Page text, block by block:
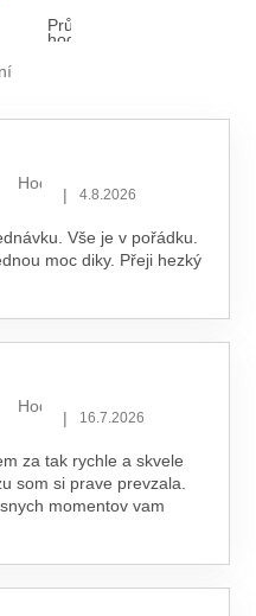
Průměrné
hodnocení
Hodnocení obchodu je 5 z 5
| 4.8.2026
Vše je v pořádku.
moc diky. Přeji hezký
Hodnocení obchodu je 5 z 5
| 16.7.2026
za tak rychle a skvele
som si prave prevzala.
momentov vam